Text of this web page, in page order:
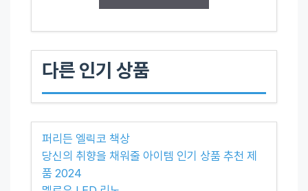
다른 인기 상품
퍼리든 엘릭코 책상
당신의 취향을 채워줄 아이템 인기 상품 추천 제
품 2024